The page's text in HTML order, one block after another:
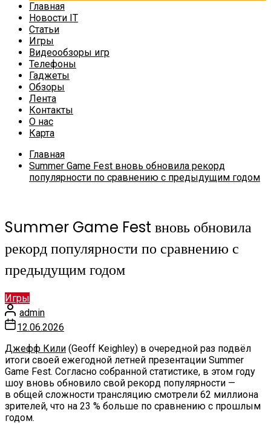
Главная
Новости IT
Статьи
Игры
Видеообзоры игр
Телефоны
Гаджеты
Обзоры
Лента
Контакты
О нас
Карта
Главная
Summer Game Fest вновь обновила рекорд
популярности по сравнению с предыдущим годом
Summer Game Fest вновь обновила
рекорд популярности по сравнению с
предыдущим годом
Игры
admin
12.06.2026
Джефф Кили (Geoff Keighley) в очередной раз подвёл
итоги своей ежегодной летней презентации Summer
Game Fest. Согласно собранной статистике, в этом году
шоу вновь обновило свой рекорд популярности —
в общей сложности трансляцию смотрели 62 миллиона
зрителей, что на 23 % больше по сравнению с прошлым
годом.